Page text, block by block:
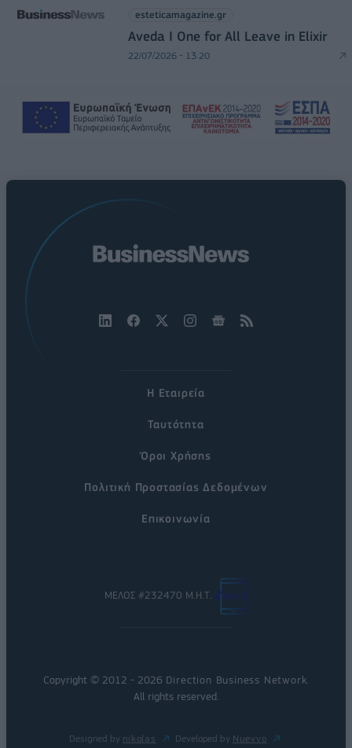
esteticamagazine.gr
Aveda I One for All Leave in Elixir
22/07/2026 - 13:20
Η Εταιρεία
Ταυτότητα
Όροι Χρήσης
Πολιτική Προστασίας Δεδομένων
Επικοινωνία
ΜΕΛΟΣ #232470 Μ.Η.Τ.
Copyright © 2012 - 2026 Direction Business Network
All rights reserved.
Designed by nikolas Developed by Nuevvo